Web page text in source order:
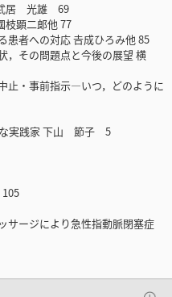
武居 光雄 69
枝顕二郞他 77
者への対応 𠮷成ひろみ他 85
その問題点と今後の展望 横
止・事前指示―いつ，どのように
な実践家 下山 節子 5
サージにより急性指動脈閉塞症